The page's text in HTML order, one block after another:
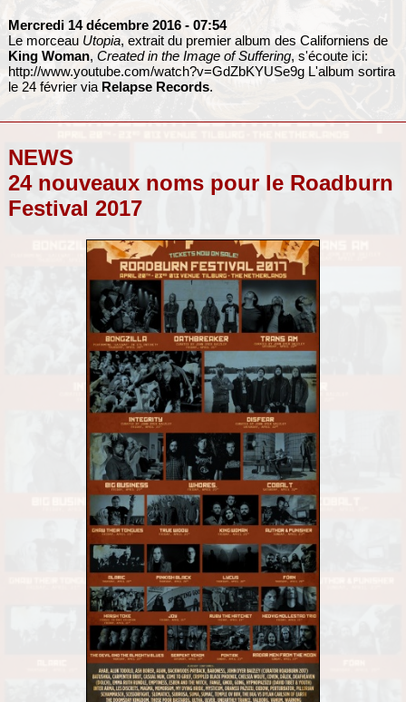
Mercredi 14 décembre 2016 - 07:54
Le morceau Utopia, extrait du premier album des Californiens de
King Woman, Created in the Image of Suffering, s'écoute ici:
http://www.youtube.com/watch?v=GdZbKYUSe9gL'album sortira
le 24 février via Relapse Records.
NEWS
24 nouveaux noms pour le Roadburn
Festival 2017